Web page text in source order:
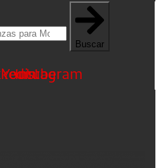
Buscar
Youtube
Instagram